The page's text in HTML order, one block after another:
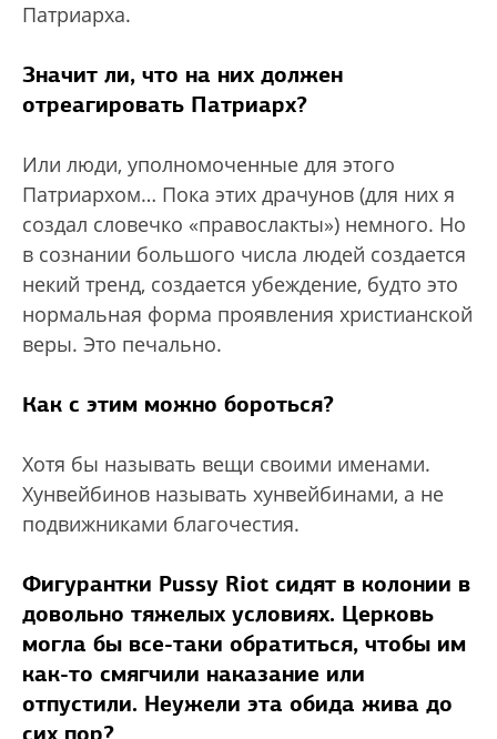
Патриарха.
Значит ли, что на них должен
отреагировать Патриарх?
Или люди, уполномоченные для этого
Патриархом… Пока этих драчунов (для них я
создал словечко «правослакты») немного. Но
в сознании большого числа людей создается
некий тренд, создается убеждение, будто это
нормальная форма проявления христианской
веры. Это печально.
Как с этим можно бороться?
Хотя бы называть вещи своими именами.
Хунвейбинов называть хунвейбинами, а не
подвижниками благочестия.
Фигурантки Pussy Riot сидят в колонии в
довольно тяжелых условиях. Церковь
могла бы все-таки обратиться, чтобы им
как-то смягчили наказание или
отпустили. Неужели эта обида жива до
сих пор?